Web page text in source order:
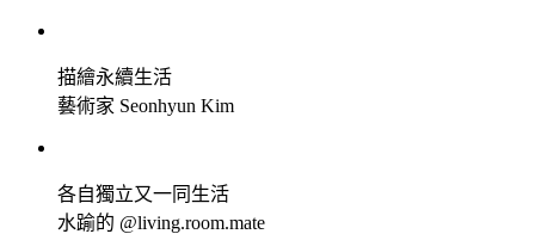
描繪永續生活
藝術家 Seonhyun Kim
各自獨立又一同生活
水踰的 @living.room.mate